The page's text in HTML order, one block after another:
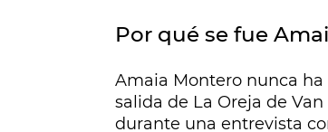
Por qué se fue
Amaia Montero nunca
salida de La Oreja de
durante una entrevista